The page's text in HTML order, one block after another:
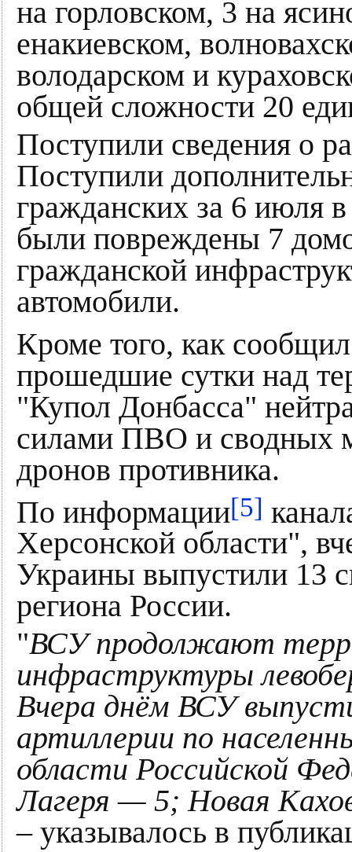
на горловском, 3 на
енакиевском,
володарском и
общей сложности 20
Поступили сведения о
Поступили
гражданских за 6 июля
были повреждены 7
гражданской
автомобили.
Кроме того, как сообщил
прошедшие сутки над
"Купол Донбасса"
силами ПВО и сводных
дронов противника.
По информации[5]
Херсонской области",
Украины выпустили 13
региона России.
"ВСУ продолжают
инфраструктуры
Вчера днём ВСУ
артиллерии по
области Российской
Лагеря — 5; Новая
– указывалось в